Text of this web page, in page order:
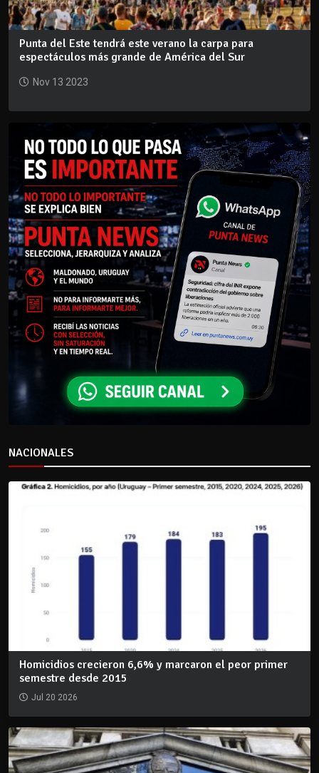
Punta del Este tendrá este verano la carpa para
espectáculos más grande de América del Sur
Nov 13 2023
NACIONALES
Homicidios crecieron 6,6% y marcaron el peor primer
semestre desde 2015
Jul 20 2026